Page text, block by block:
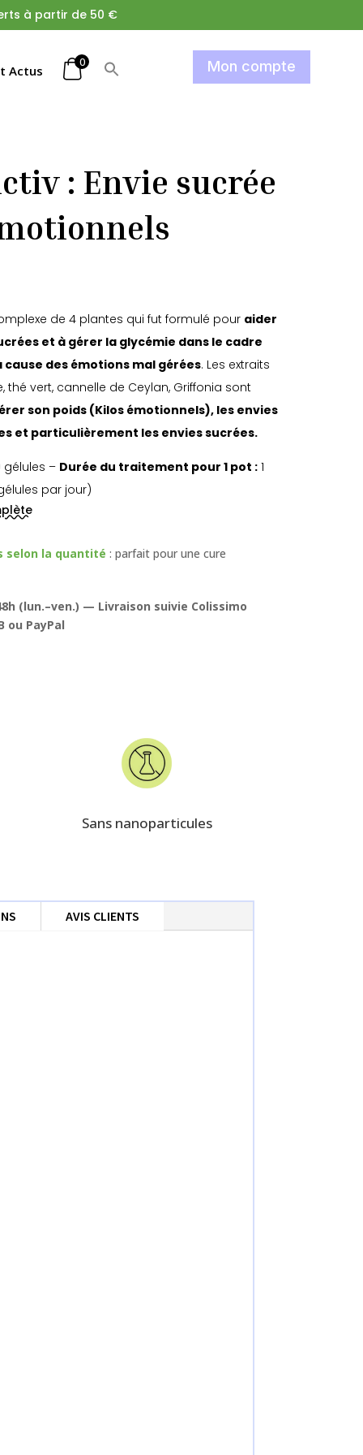
à partir de 50 €
Actus
0 Mon compte
: Envie sucrée
de 4 plantes qui fut formulé pour aider
et à gérer la glycémie dans le cadre
cause des émotions mal gérées. Les extraits
thé vert, cannelle de Ceylan, Griffonia sont
son poids (Kilos émotionnels), les envies
et particulièrement les envies sucrées.
– Durée du traitement pour 1 pot :1
par jour)
selon la quantité : parfait pour une cure
(lun.–ven.) — Livraison suivie Colissimo
ou PayPal
Sans nanoparticules
AVIS CLIENTS